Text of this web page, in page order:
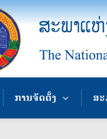
ການຈັດຕັ້ງ ສ